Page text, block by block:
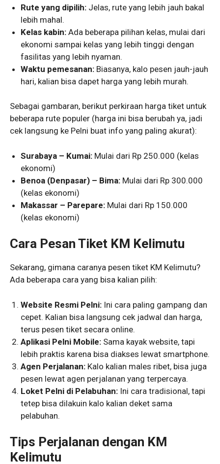
Rute yang dipilih: Jelas, rute yang lebih jauh bakal
lebih mahal.
Kelas kabin: Ada beberapa pilihan kelas, mulai dari
ekonomi sampai kelas yang lebih tinggi dengan
fasilitas yang lebih nyaman.
Waktu pemesanan: Biasanya, kalo pesen jauh-jauh
hari, kalian bisa dapet harga yang lebih murah.
Sebagai gambaran, berikut perkiraan harga tiket untuk
beberapa rute populer (harga ini bisa berubah ya, jadi
cek langsung ke Pelni buat info yang paling akurat):
Surabaya – Kumai: Mulai dari Rp 250.000 (kelas
ekonomi)
Benoa (Denpasar) – Bima: Mulai dari Rp 300.000
(kelas ekonomi)
Makassar – Parepare: Mulai dari Rp 150.000
(kelas ekonomi)
Cara Pesan Tiket KM Kelimutu
Sekarang, gimana caranya pesen tiket KM Kelimutu?
Ada beberapa cara yang bisa kalian pilih:
Website Resmi Pelni: Ini cara paling gampang dan
cepet. Kalian bisa langsung cek jadwal dan harga,
terus pesen tiket secara online.
Aplikasi Pelni Mobile: Sama kayak website, tapi
lebih praktis karena bisa diakses lewat smartphone.
Agen Perjalanan: Kalo kalian males ribet, bisa juga
pesen lewat agen perjalanan yang terpercaya.
Loket Pelni di Pelabuhan: Ini cara tradisional, tapi
tetep bisa dilakuin kalo kalian deket sama
pelabuhan.
Tips Perjalanan dengan KM
Kelimutu